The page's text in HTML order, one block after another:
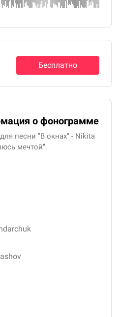
Бесплатно
о фонограмме
песни "В окнах" - Nikita
мечтой".